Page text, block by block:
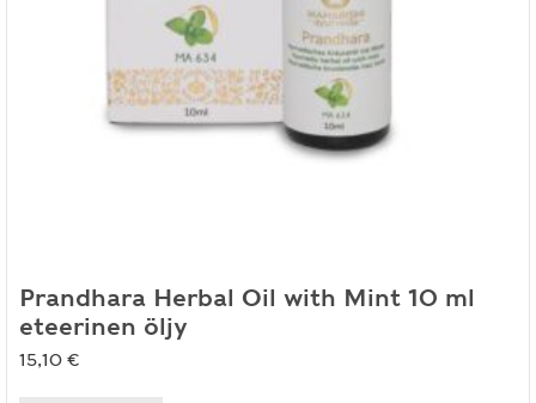
Prandhara Herbal Oil with Mint 10 ml
eteerinen öljy
15,10 €